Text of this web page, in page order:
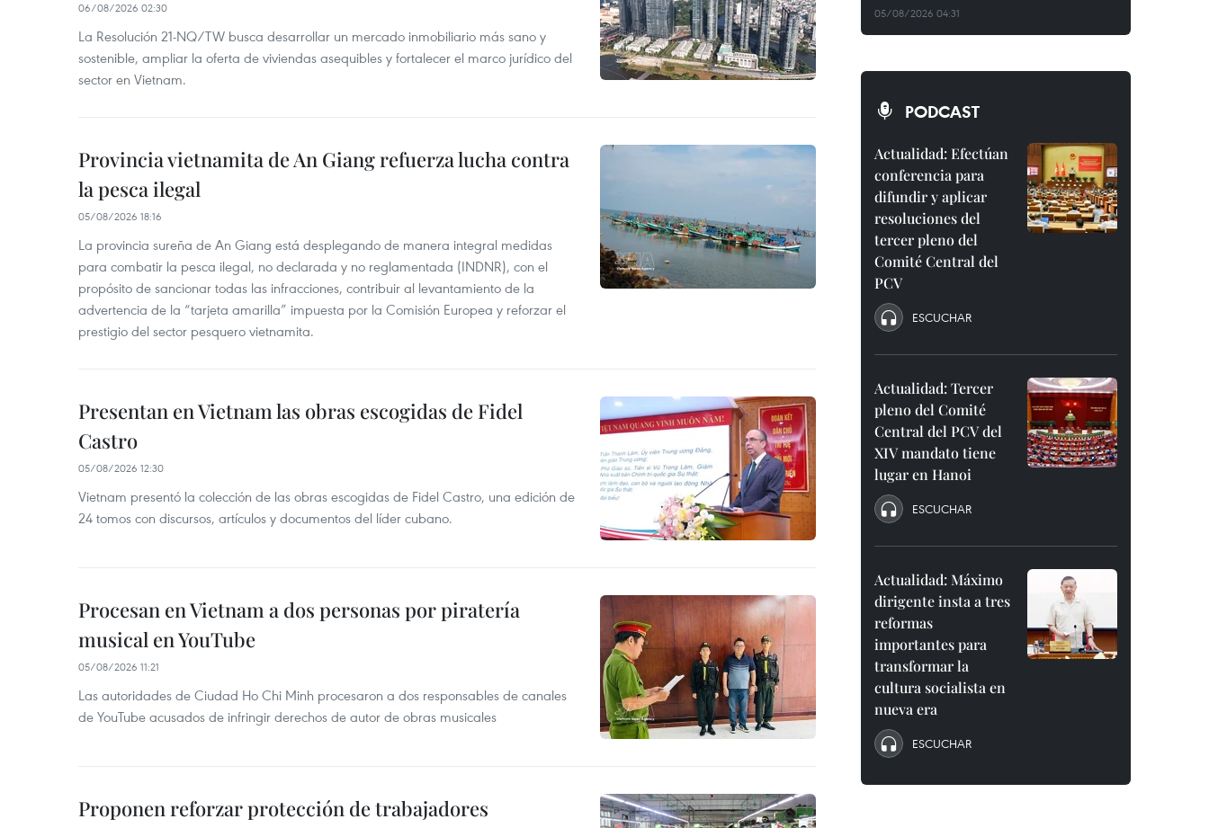
06/08/2026 02:30
La Resolución 21-NQ/TW busca desarrollar un mercado inmobiliario más sano y
sostenible, ampliar la oferta de viviendas asequibles y fortalecer el marco jurídico del
sector en Vietnam.
Provincia vietnamita de An Giang refuerza lucha contra
la pesca ilegal
05/08/2026 18:16
La provincia sureña de An Giang está desplegando de manera integral medidas
para combatir la pesca ilegal, no declarada y no reglamentada (INDNR), con el
propósito de sancionar todas las infracciones, contribuir al levantamiento de la
advertencia de la “tarjeta amarilla” impuesta por la Comisión Europea y reforzar el
prestigio del sector pesquero vietnamita.
Presentan en Vietnam las obras escogidas de Fidel
Castro
05/08/2026 12:30
Vietnam presentó la colección de las obras escogidas de Fidel Castro, una edición de
24 tomos con discursos, artículos y documentos del líder cubano.
Procesan en Vietnam a dos personas por piratería
musical en YouTube
05/08/2026 11:21
Las autoridades de Ciudad Ho Chi Minh procesaron a dos responsables de canales
de YouTube acusados de infringir derechos de autor de obras musicales
Proponen reforzar protección de trabajadores
05/08/2026 04:31
PODCAST
Actualidad: Efectúan
conferencia para
difundir y aplicar
resoluciones del
tercer pleno del
Comité Central del
PCV
ESCUCHAR
Actualidad: Tercer
pleno del Comité
Central del PCV del
XIV mandato tiene
lugar en Hanoi
ESCUCHAR
Actualidad: Máximo
dirigente insta a tres
reformas
importantes para
transformar la
cultura socialista en
nueva era
ESCUCHAR